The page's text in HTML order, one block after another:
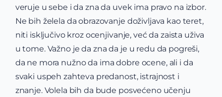
veruje u sebe i da zna da uvek ima pravo na izbor.
Ne bih želela da obrazovanje doživljava kao teret,
niti isključivo kroz ocenjivanje, već da zaista uživa
u tome. Važno je da zna da je u redu da pogreši,
da ne mora nužno da ima dobre ocene, ali i da
svaki uspeh zahteva predanost, istrajnost i
znanje. Volela bih da bude posvećeno učenju